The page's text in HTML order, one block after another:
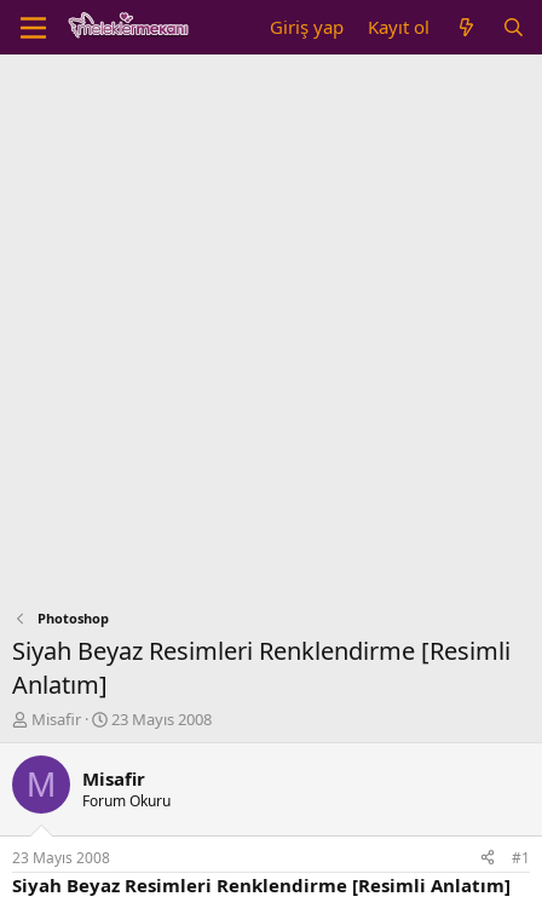
Giriş yap Kayıt ol
Photoshop
Siyah Beyaz Resimleri Renklendirme [Resimli
Anlatım]
K
n
b
y
u
b
a
Misafir
B
l
a
ı
ç
23 Mayıs 2008
M Misafir
Forum Okuru
23 Mayıs 2008 #1
Siyah Beyaz Resimleri Renklendirme [Resimli Anlatım]